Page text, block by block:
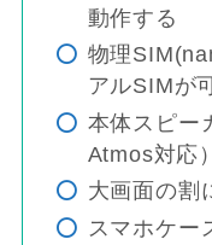
動作する
物理
アルSIMが
本体スピー
Atmos対応）
大画面の割
スマホケー